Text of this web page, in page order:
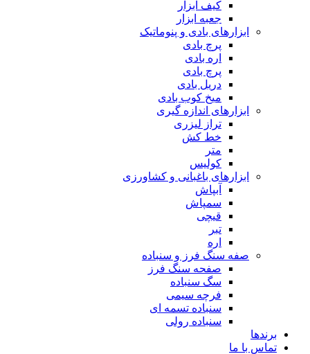
کیف ابزار
جعبه ابزار
ابزارهای بادی و پنوماتیک
پرچ بادی
اره بادی
پرچ بادی
دریل بادی
میخ کوب بادی
ابزارهای اندازه گیری
تراز لیزری
خط کش
متر
کولیس
ابزارهای باغبانی و کشاورزی
آبپاش
سمپاش
قیچی
تبر
اره
صفه سنگ فرز و سنباده
صفحه سنگ فرز
سگ سنباده
فرچه سیمی
سنباده تسمه ای
سنباده رولی
برندها
تماس با ما